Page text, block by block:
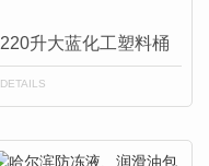
220升大蓝化工塑料桶
DETAILS